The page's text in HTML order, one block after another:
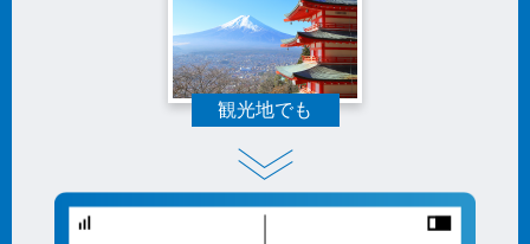
観光地でも